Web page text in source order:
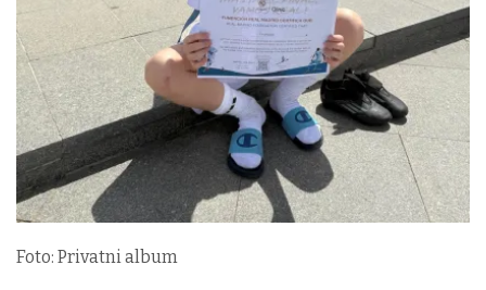
Foto: Privatni album